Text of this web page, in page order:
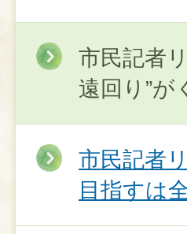
市民記者
遠回り”が
市民記者
目指すは